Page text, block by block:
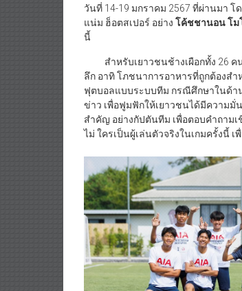
วันที่ 14-19 มกราคม 2567 ที่ผ่านมา โ
แน่ม ฮ็อตสเปอร์ อย่าง โค้ชชานอน โม
นี้
สำหรับเยาวชนช้างเผือกทั้ง 26 คน
ลึก อาทิ โภชนาการอาหารที่ถูกต้องส
ฟุตบอลแบบระบบทีม กรณีศึกษาในด้า
ข่าว เพื่อฟูมฟักให้เยาวชนได้มีความมั่
สำคัญ อย่างกัปตันทีม เพื่อตอบคำถาม
ไม่ ใครเป็นผู้เล่นตัวจริงในเกมครั้งนี้